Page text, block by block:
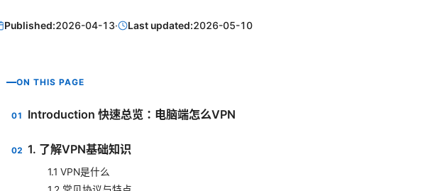
Published:2026-04-13· Last updated:2026-05-10
ON THIS PAGE
Introduction 快速总览：电脑端怎么VPN
1. 了解VPN基础知识
1.1 VPN是什么